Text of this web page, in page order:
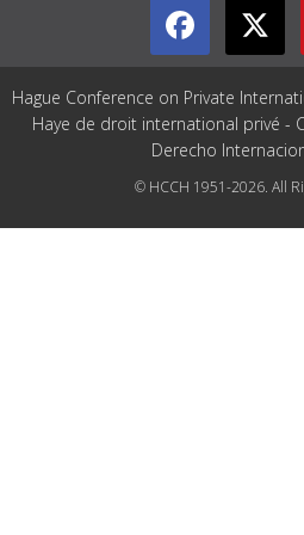
Hague Conference on Private
Haye de droit international privé -
Derecho
© HCCH 1951-2026. All